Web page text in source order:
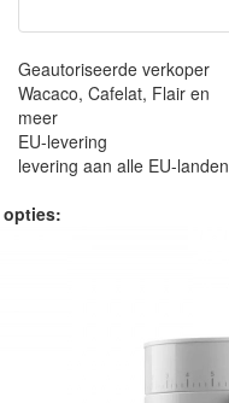
Geautoriseerde verkoper
Wacaco, Cafelat, Flair en
meer
EU-levering
levering aan alle EU-landen